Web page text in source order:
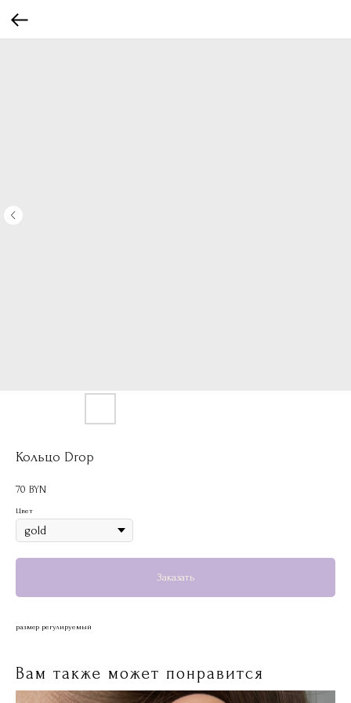
Кольцо Drop
70 BYN
Цвет
Заказать
размер регулируемый
Вам также может понравится